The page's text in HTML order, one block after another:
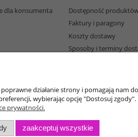
dla konsumenta
Dostępność
Faktury i paragony
Koszty dostawy
Sposoby i terminy
działanie strony i pomagają nam
wybierając opcję "Dostosuj zgody".
prywatności.
zaakceptuj wszystkie